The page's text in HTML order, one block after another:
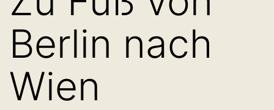
Berlin nach
Wien